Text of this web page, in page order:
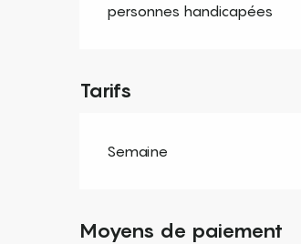
personnes handicapées
Tarifs
Semaine
Moyens de paiement